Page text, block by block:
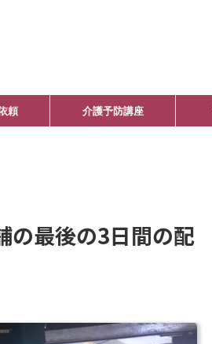
頼 介護予防講座
の最後の3日間の配